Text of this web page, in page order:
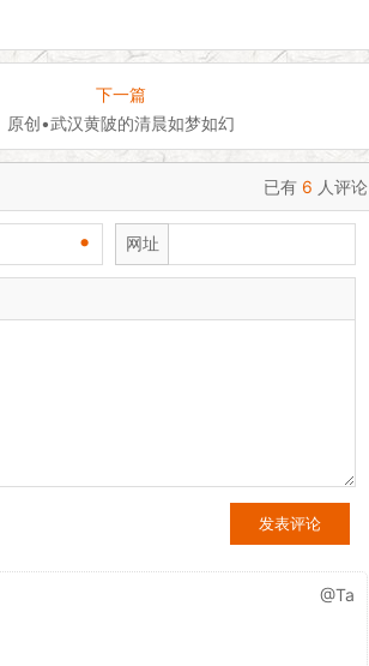
下一篇
原创•武汉黄陂的清晨如梦如幻
已有 6 人评论
• 网址
@Ta